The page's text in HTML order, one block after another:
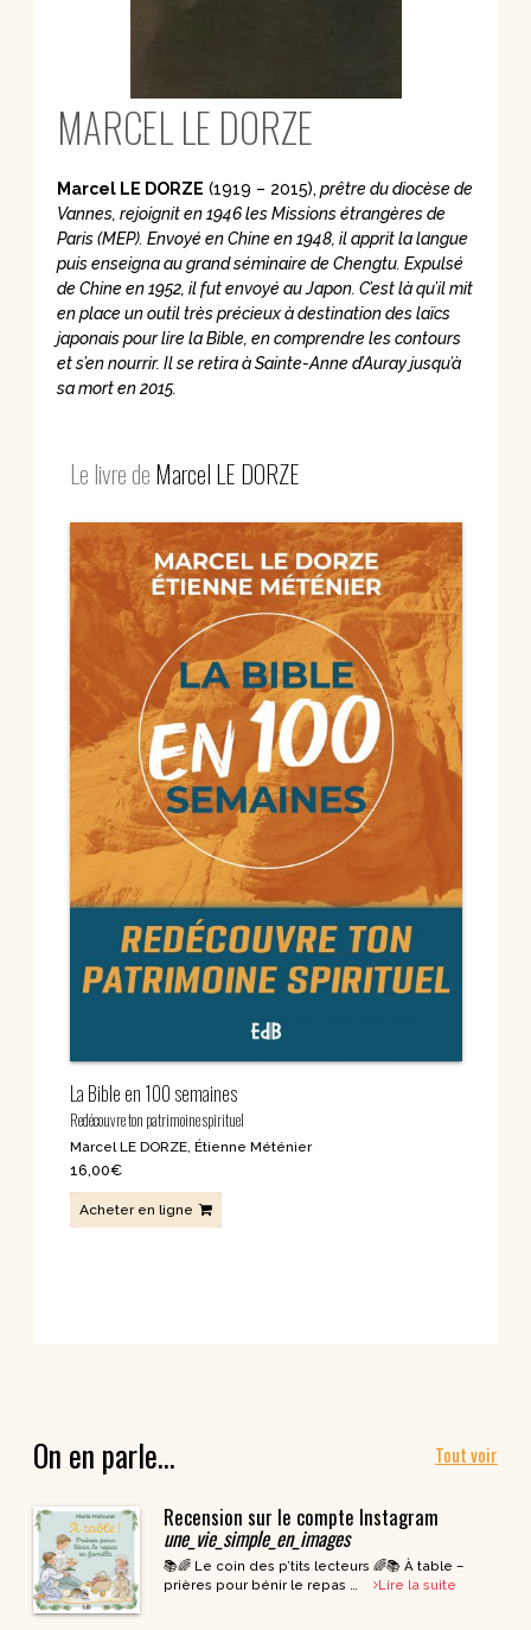
MARCEL LE DORZE
Marcel LE DORZE (1919 – 2015), prêtre du diocèse de
Vannes, rejoignit en 1946 les Missions étrangères de
Paris (MEP). Envoyé en Chine en 1948, il apprit la langue
puis enseigna au grand séminaire de Chengtu. Expulsé
de Chine en 1952, il fut envoyé au Japon. C’est là qu’il mit
en place un outil très précieux à destination des laïcs
japonais pour lire la Bible, en comprendre les contours
et s’en nourrir. Il se retira à Sainte-Anne d’Auray jusqu’à
sa mort en 2015.
Le livre deMarcel LE DORZE
La Bible en 100 semaines
Redécouvre ton patrimoine spirituel
Marcel LE DORZE, Étienne Méténier
16,00€
Acheter en ligne
On en parle… Tout voir
Recension sur le compte Instagram
une_vie_simple_en_images
📚🌈 Le coin des p’tits lecteurs 🌈📚 À table –
prières pour bénir le repas …
Lire la suite